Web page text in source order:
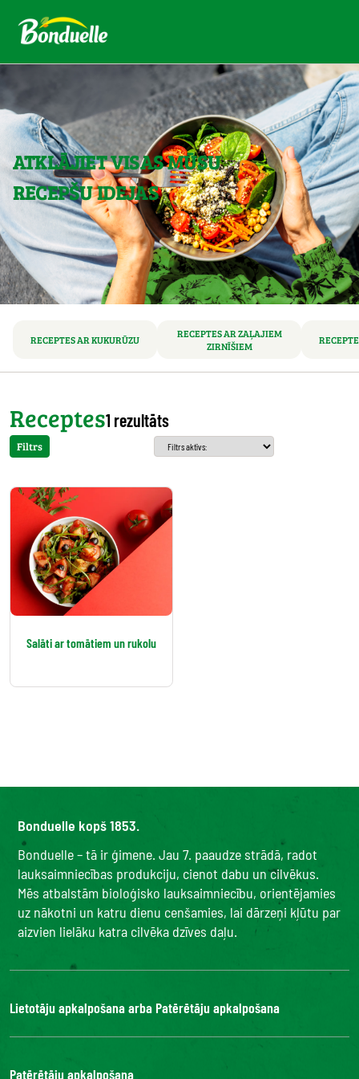
ATKLĀJIET VISAS MŪSU
RECEPŠU IDEJAS
RECEPTES AR KUKURŪZU
RECEPTES AR ZAĻAJIEM
ZIRNĪŠIEM
Receptes1 rezultāts
Filtrs
Salāti ar tomātiem un rukolu
Bonduelle kopš 1853.
Bonduelle – tā ir ģimene. Jau 7. paaudze strādā, radot
lauksaimniecības produkciju, cienot dabu un cilvēkus.
Mēs atbalstām bioloģisko lauksaimniecību, orientējamies
uz nākotni un katru dienu cenšamies, lai dārzeņi kļūtu par
aizvien lielāku katra cilvēka dzīves daļu.
Lietotāju apkalpošana arba Patērētāju apkalpošana
Bonduelle Food Service
Patērētāju apkalpošana